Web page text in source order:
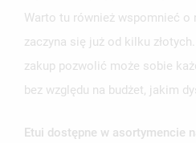
Warto tu również wspomnieć o
zaczyna się już od kilku
zakup pozwolić może sobie
bez względu na budżet, jakim
Etui dostępne w asortymencie